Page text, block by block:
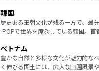
はコンテンツ一覧
いる。アクティビティも充実してお
ビング、ハイキングなど、アウトド
い。オーストラリアの多彩な魅力を
参照してほしい。
ン）、静ひつな山岳地帯である台湾東
と山間の静けさが共存しており、訪
驚きをもたらしてくれる。また、奥
容にもいいと評判のスイーツなど、バ
が味わえる。 なお、新着の台湾情報は
照してほしい。
韓国
歴史ある王朝文化が残る一方で、最
-POPで世界を席巻している韓国。首
き、地方に足を延ばせば四季折々の自
できる。そして、キムチや焼肉、絶
まで、さまざまな韓国料理が待って
ベトナム
豊かな自然と多様な文化が魅力的な
く伸びる国土には、広大な田園風景